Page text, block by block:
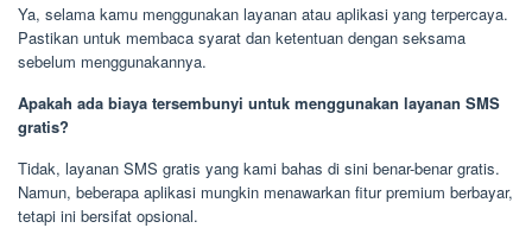
Ya, selama kamu menggunakan layanan atau aplikasi yang terpercaya.
Pastikan untuk membaca syarat dan ketentuan dengan seksama
sebelum menggunakannya.
Apakah ada biaya tersembunyi untuk menggunakan layanan SMS
gratis?
Tidak, layanan SMS gratis yang kami bahas di sini benar-benar gratis.
Namun, beberapa aplikasi mungkin menawarkan fitur premium berbayar,
tetapi ini bersifat opsional.